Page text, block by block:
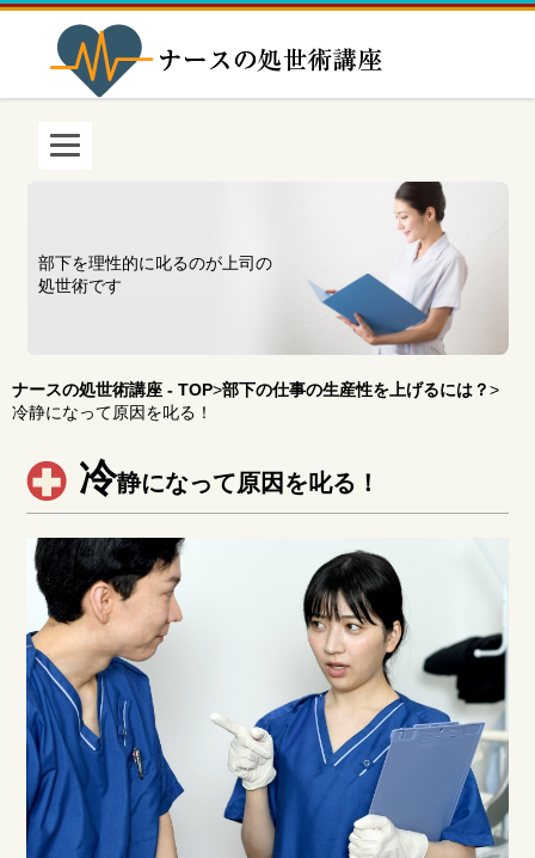
部下を理性的に叱るのが上司の
処世術です
ナースの処世術講座 - TOP>部下の仕事の生産性を上げるには？>
冷静になって原因を叱る！
冷静になって原因を叱る！